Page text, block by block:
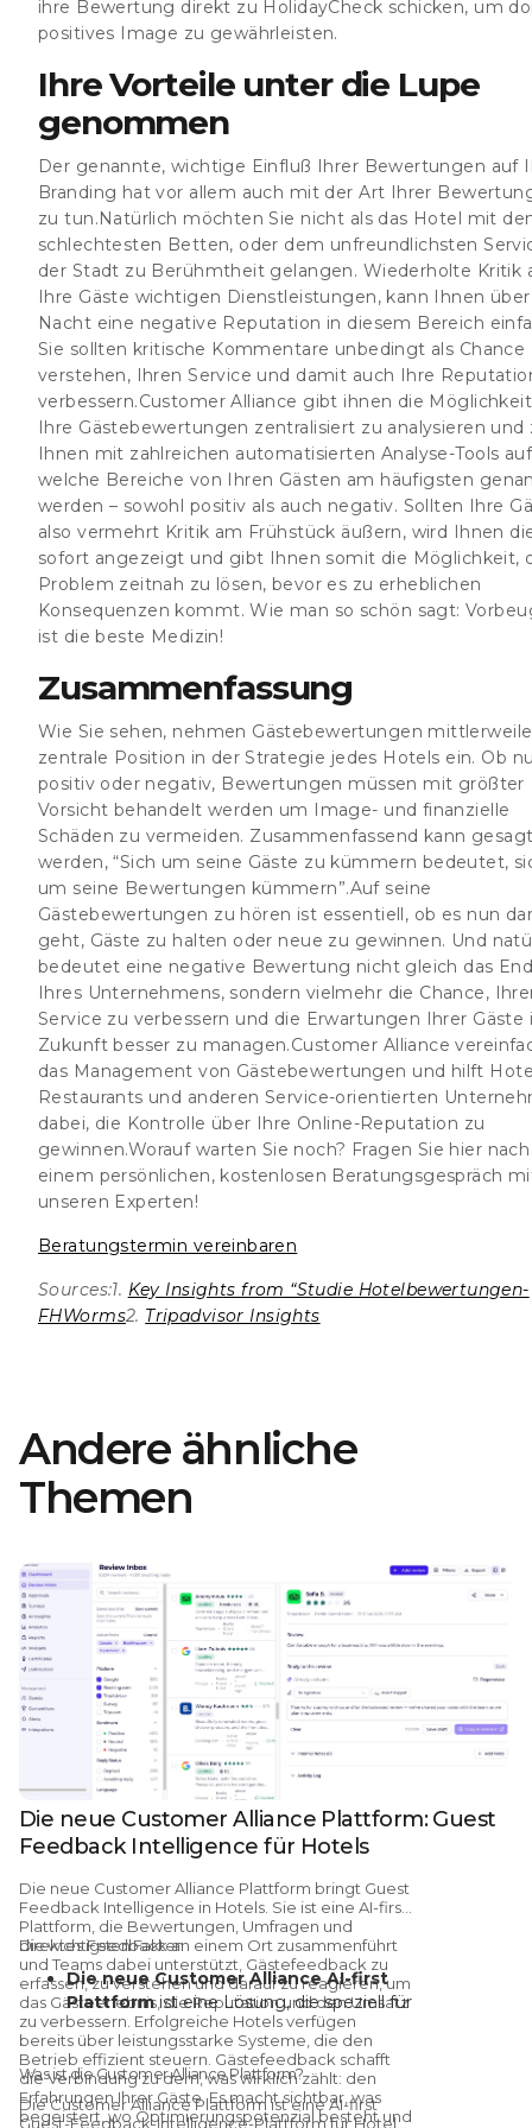
ihre Bewertung direkt zu HolidayCheck schicken, um
positives Image zu gewährleisten.
Ihre Vorteile unter die Lupe
genommen
Der genannte, wichtige Einfluß Ihrer Bewertungen auf
Branding hat vor allem auch mit der Art Ihrer
zu tun.Natürlich möchten Sie nicht als das Hotel mit
schlechtesten Betten, oder dem unfreundlichsten
der Stadt zu Berühmtheit gelangen. Wiederholte Kritik
Ihre Gäste wichtigen Dienstleistungen, kann Ihnen über
Nacht eine negative Reputation in diesem Bereich
Sie sollten kritische Kommentare unbedingt als Chance
verstehen, Ihren Service und damit auch Ihre
verbessern.Customer Alliance gibt ihnen die
Ihre Gästebewertungen zentralisiert zu analysieren und
Ihnen mit zahlreichen automatisierten Analyse-Tools
welche Bereiche von Ihren Gästen am häufigsten
werden – sowohl positiv als auch negativ. Sollten Ihre
also vermehrt Kritik am Frühstück äußern, wird Ihnen
sofort angezeigt und gibt Ihnen somit die Möglichkeit,
Problem zeitnah zu lösen, bevor es zu erheblichen
Konsequenzen kommt. Wie man so schön sagt:
ist die beste Medizin!
Zusammenfassung
Wie Sie sehen, nehmen Gästebewertungen
zentrale Position in der Strategie jedes Hotels ein. Ob
positiv oder negativ, Bewertungen müssen mit größter
Vorsicht behandelt werden um Image- und finanzielle
Schäden zu vermeiden. Zusammenfassend kann
werden, “Sich um seine Gäste zu kümmern bedeutet,
um seine Bewertungen kümmern”.Auf seine
Gästebewertungen zu hören ist essentiell, ob es nun
geht, Gäste zu halten oder neue zu gewinnen. Und
bedeutet eine negative Bewertung nicht gleich das
Ihres Unternehmens, sondern vielmehr die Chance,
Service zu verbessern und die Erwartungen Ihrer Gäste
Zukunft besser zu managen.Customer Alliance
das Management von Gästebewertungen und hilft
Restaurants und anderen Service-orientierten
dabei, die Kontrolle über Ihre Online-Reputation zu
gewinnen.Worauf warten Sie noch? Fragen Sie hier nach
einem persönlichen, kostenlosen Beratungsgespräch
unseren Experten!
Beratungstermin vereinbaren
Sources:1. Key Insights from “Studie Hotelbewertungen-
FHWorms2. Tripadvisor Insights
Andere ähnliche
Themen
Die neue Customer Alliance Plattform: Guest
Feedback Intelligence für Hotels
Die neue Customer Alliance Plattform bringt Guest
Feedback Intelligence in Hotels. Sie ist eine AI-first
Plattform, die Bewertungen, Umfragen und
direktes Feedback an einem Ort zusammenführt
und Teams dabei unterstützt, Gästefeedback zu
erfassen, zu verstehen und darauf zu reagieren, um
das Gästeerlebnis, die Reputation und den Umsatz
zu verbessern. Erfolgreiche Hotels verfügen
bereits über leistungsstarke Systeme, die den
Betrieb effizient steuern. Gästefeedback schafft
die Verbindung zu dem, was wirklich zählt: den
Erfahrungen Ihrer Gäste.Es macht sichtbar, was
begeistert, wo Optimierungspotenzial besteht und
Die wichtigsten Fakten
Die neue Customer Alliance AI-first
Plattformist eine Lösung, die speziell für
Reputationsmanagement und Guest
Feedback Intelligence in der Hotellerie
entwickelt wurde. Sie ist ab sofort
weltweit für Hotels und Hotelgruppen
verfügbar.
Was ist die Customer Alliance Plattform?
Die Customer Alliance Plattform ist eine AI-first
Guest-Feedback-Intelligence-Plattform für Hotels